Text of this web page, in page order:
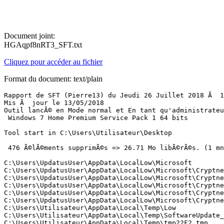
Document joint:
HGAqpf8nRT3_SFT.txt
Cliquez pour accéder au fichier
Format du document: text/plain
Rapport de SFT (Pierre13) du Jeudi 26 Juillet 2018 Ã  18:13:25 version : 2.4.0.6
Mis Ã  jour le 13/05/2018
Outil lancÃ© en Mode normal et En tant qu'administrateur
 Windows 7 Home Premium Service Pack 1 64 bits 

Tool start in C:\Users\Utilisateur\Desktop

 476 Ã©lÃ©ments supprimÃ©s => 26.71 Mo libÃ©rÃ©s. (1 mn  13 s)

C:\Users\UpdatusUser\AppData\LocalLow\Microsoft
C:\Users\UpdatusUser\AppData\LocalLow\Microsoft\CryptnetUrlCache
C:\Users\UpdatusUser\AppData\LocalLow\Microsoft\CryptnetUrlCache\Content
C:\Users\UpdatusUser\AppData\LocalLow\Microsoft\CryptnetUrlCache\MetaData
C:\Users\UpdatusUser\AppData\LocalLow\Microsoft\CryptnetUrlCache\MetaData\94308059B57B3142E455B38A6EB92015
C:\Users\UpdatusUser\AppData\LocalLow\Microsoft\CryptnetUrlCache\Content\94308059B57B3142E455B38A6EB92015
C:\Users\Utilisateur\AppData\Local\Temp\Low
C:\Users\Utilisateur\AppData\Local\Temp\SoftwareUpdate_Temp
C:\Users\Utilisateur\AppData\Local\Temp\tmp22F2.tmp
C:\Users\Utilisateur\AppData\LocalLow\Adobe
C:\Users\Utilisateur\AppData\LocalLow\Mozilla
C:\Users\Utilisateur\AppData\LocalLow\Microsoft\IME12
C:\Users\Utilisateur\AppData\LocalLow\Microsoft\IMJP12
C:\Users\Utilisateur\AppData\LocalLow\Microsoft\IMJP8_1
C:\Users\Utilisateur\AppData\LocalLow\Microsoft\IMJP9_0
C:\Users\Utilisateur\AppData\LocalLow\Microsoft\Internet Explorer
C:\Users\Utilisateur\AppData\LocalLow\Microsoft\MuCatalog
C:\Users\Utilisateur\AppData\LocalLow\Microsoft\Silverlight
C:\Users\Utilisateur\AppData\LocalLow\Microsoft\Windows
C:\Users\Utilisateur\AppData\LocalLow\Microsoft\Windows\AppCache
C:\Users\Utilisateur\AppData\LocalLow\Microsoft\Windows\AppCache\container.dat
C:\Users\Utilisateur\AppData\LocalLow\Microsoft\Windows\AppCache\EAB3TE9R
C:\Users\Utilisateur\AppData\LocalLow\Microsoft\Windows\AppCache\GT4D4NPT
C:\Users\Utilisateur\AppData\LocalLow\Microsoft\Windows\AppCache\RWL5L1WR
C:\Users\Utilisateur\AppData\LocalLow\Microsoft\Windows\AppCache\XGY2QDC4
C:\Users\Utilisateur\AppData\LocalLow\Microsoft\Windows\AppCache\XX9I0PCF
C:\Users\Utilisateur\AppData\LocalLow\Microsoft\Windows\AppCache\Y4N4WCBE
C:\Users\Utilisateur\AppData\LocalLow\Microsoft\Windows\AppCache\Y4N4WCBE\container.dat
C:\Users\Utilisateur\AppData\LocalLow\Microsoft\Windows\AppCache\XX9I0PCF\container.dat
C:\Users\Utilisateur\AppData\LocalLow\Microsoft\Windows\AppCache\XGY2QDC4\container.dat
C:\Users\Utilisateur\AppData\LocalLow\Microsoft\Windows\AppCache\RWL5L1WR\container.dat
C:\Users\Utilisateur\AppData\LocalLow\Microsoft\Windows\AppCache\GT4D4NPT\container.dat
C:\Users\Utilisateur\AppData\LocalLow\Microsoft\Windows\AppCache\EAB3TE9R\container.dat
C:\Users\Utilisateur\AppData\LocalLow\Microsoft\MuCatalog\mucataloglog.txt
C:\Users\Utilisateur\AppData\LocalLow\Microsoft\Internet Explorer\DOMStore
C:\Users\Utilisateur\AppData\LocalLow\Microsoft\Internet Explorer\EmieSiteList
C:\Users\Utilisateur\AppData\LocalLow\Microsoft\Internet Explorer\EmieUserList
C:\Users\Utilisateur\AppData\LocalLow\Microsoft\Internet Explorer\Services
C:\Users\Utilisateur\AppData\LocalLow\Microsoft\Internet Explorer\Services\search_{6A1806CD-94D4-4689-BA73-E35EA1EA9990}.ico
C:\Users\Utilisateur\AppData\LocalLow\Microsoft\Internet Explorer\EmieUserList\container.dat
C:\Users\Utilisateur\AppData\LocalLow\Microsoft\Internet Explorer\EmieSiteList\container.dat
C:\Users\Utilisateur\AppData\LocalLow\Microsoft\Internet Explorer\DOMStore\0Q2YCPYW
C:\Users\Utilisateur\AppData\LocalLow\Microsoft\Internet Explorer\DOMStore\container.dat
C:\Users\Utilisateur\AppData\LocalLow\Microsoft\Internet Explorer\DOMStore\GP3U86Q1
C:\Users\Utilisateur\AppData\LocalLow\Microsoft\Internet Explorer\DOMStore\GP3U86Q1\www.pcastuces[1].xml
C:\Users\Utilisateur\AppData\LocalLow\Microsoft\Internet Explorer\DOMStore\0Q2YCPYW\forum.pcastuces[1].xml
C:\Users\Utilisateur\AppData\LocalLow\Microsoft\CryptnetUrlCache\Content
C:\Users\Utilisateur\AppData\LocalLow\Microsoft\CryptnetUrlCache\MetaData
C:\Users\Utilisateur\AppData\LocalLow\Microsoft\CryptnetUrlCache\MetaData\0177A2B8C3D6561744552D69E6BD54B0_9DCE93A31AA0AB22CD70D0774604626C
C:\Users\Utilisateur\AppData\LocalLow\Microsoft\CryptnetUrlCache\MetaData\01B16CDBADE7DB774141D7E30D50EC69
C:\Users\Utilisateur\AppData\LocalLow\Microsoft\CryptnetUrlCache\MetaData\0797C381B2F87EB5A1D5573BD15BA4F4
C:\Users\Utilisateur\AppData\LocalLow\Microsoft\CryptnetUrlCache\MetaData\0DA515F703BB9B49479E8697ADB0B955_7DC3E633EDFAEFC3AA3C99552548EC2F
C:\Users\Utilisateur\AppData\LocalLow\Microsoft\CryptnetUrlCache\MetaData\1060B7ADDE0FF6DE85637BF89FC4CEBC_9D01BBC39234D7FE568F09B16661651C
C:\Users\Utilisateur\AppData\LocalLow\Microsoft\CryptnetUrlCache\MetaData\11731BEE313A1C189544C230AB0E6F5D
C:\Users\Utilisateur\AppData\LocalLow\Microsoft\CryptnetUrlCache\MetaData\1D6F23D99D44085244DB44686B5A2A59
C:\Users\Utilisateur\AppData\LocalLow\Microsoft\CryptnetUrlCache\MetaData\1DAF2884EC4DFA96BA4A58D4DBC9C406
C:\Users\Utilisateur\AppData\LocalLow\Microsoft\CryptnetUrlCache\MetaData\21253908F3CB05D51B1C2DA8B681A785
C:\Users\Utilisateur\AppData\LocalLow\Microsoft\CryptnetUrlCache\MetaData\35DDEDF268117918D1D277A171D8DF7B_243FEF126D656F880846FBC1524E0728
C:\Users\Utilisateur\AppData\LocalLow\Microsoft\CryptnetUrlCache\MetaData\35DDEDF268117918D1D277A171D8DF7B_F2DE72102A14736B534BAAAB62F0BD4B
C:\Users\Utilisateur\AppData\LocalLow\Microsoft\CryptnetUrlCache\MetaData\3781B4A3713292956206932165FA4132_3A3E012595903EE49DA2501AB314A1B8
C:\Users\Utilisateur\AppData\LocalLow\Microsoft\CryptnetUrlCache\MetaData\37C951188967C8EB88D99893D9D191FE
C:\Users\Utilisateur\AppData\LocalLow\Microsoft\CryptnetUrlCache\MetaData\40C68D5626484A90937F0752C8B950AB
C:\Users\Utilisateur\AppData\LocalLow\Microsoft\CryptnetUrlCache\MetaData\40EB206A466C1F1175CCB23E825B3250
C:\Users\Utilisateur\AppData\LocalLow\Microsoft\CryptnetUrlCache\MetaData\42B9A473B4DAF01285A36B4D3C7B1662_178C086B699FD6C56B804AF3EF759CB5
C:\Users\Utilisateur\AppData\LocalLow\Microsoft\CryptnetUrlCache\MetaData\4344B8AF97AF3A423D9EE52899963CDE_33C46E8C1DD7F664A280A5BE389BC478
C:\Users\Utilisateur\AppData\LocalLow\Microsoft\CryptnetUrlCache\MetaData\4C8F841FB02DEC8C10108028DB86A08D_603B597C50B02253D96CB17A14125279
C:\Users\Utilisateur\AppData\LocalLow\Microsoft\CryptnetUrlCache\MetaData\4DD39726D4B55AC3B4119B35A893323C_B1CB1333D42495D9A10D2CAA47E4B14A
C:\Users\Utilisateur\AppData\LocalLow\Microsoft\CryptnetUrlCache\MetaData\5457A8CE4B2A7499F8299A013B6E1C7C_D734EC3DD00546F46D368325396086B0
C:\Users\Utilisateur\AppData\LocalLow\Microsoft\CryptnetUrlCache\MetaData\56AA413CE812ACBD715C48F728A26DCB
C:\Users\Utilisateur\AppData\LocalLow\Microsoft\CryptnetUrlCache\MetaData\57C8EDB95DF3F0AD4EE2DC2B8CFD4157
C:\Users\Utilisateur\AppData\LocalLow\Microsoft\CryptnetUrlCache\MetaData\60E31627FDA0A46932B0E5948949F2A5